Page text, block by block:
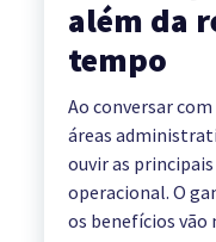
além da
tempo
Ao conversar
áreas
ouvir as
operacional. O
os benefícios vão